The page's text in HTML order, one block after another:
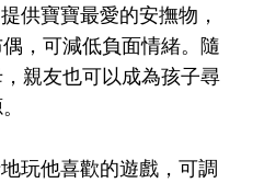
提供寶寶最愛的安撫物，
，可減低負面情緒。隨
親友也可以成為孩子尋
玩他喜歡的遊戲，可調